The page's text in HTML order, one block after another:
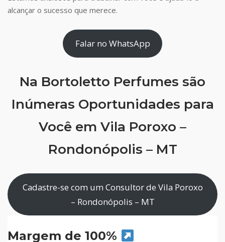
alcançar o sucesso que merece.
Falar no WhatsApp
Na Bortoletto Perfumes são
Inúmeras Oportunidades para
Você em Vila Poroxo –
Rondonópolis – MT
Cadastre-se com um Consultor de Vila Poroxo
– Rondonópolis – MT
Margem de 100%